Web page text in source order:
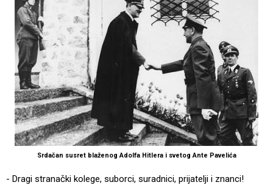
Srdačan susret blaženog Adolfa Hitlera i svetog Ante Pavelića
- Dragi stranački kolege, suborci, suradnici, prijatelji i znanci!